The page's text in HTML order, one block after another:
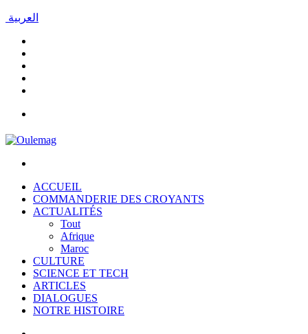
العربية
ACCUEIL
COMMANDERIE DES CROYANTS
ACTUALITÉS
Tout
Afrique
Maroc
CULTURE
SCIENCE ET TECH
ARTICLES
DIALOGUES
NOTRE HISTOIRE